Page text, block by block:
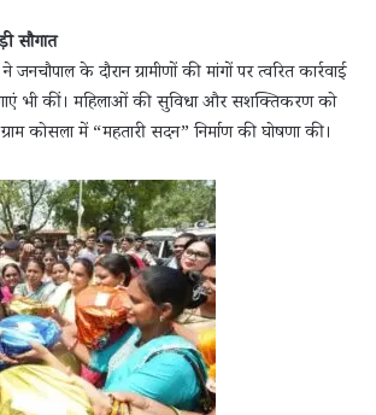
सौगात
के दौरान ग्रामीणों की मांगों पर त्वरित कार्रवाई
भी कीं। महिलाओं की सुविधा और सशक्तिकरण को
कोसला में “महतारी सदन” निर्माण की घोषणा की।